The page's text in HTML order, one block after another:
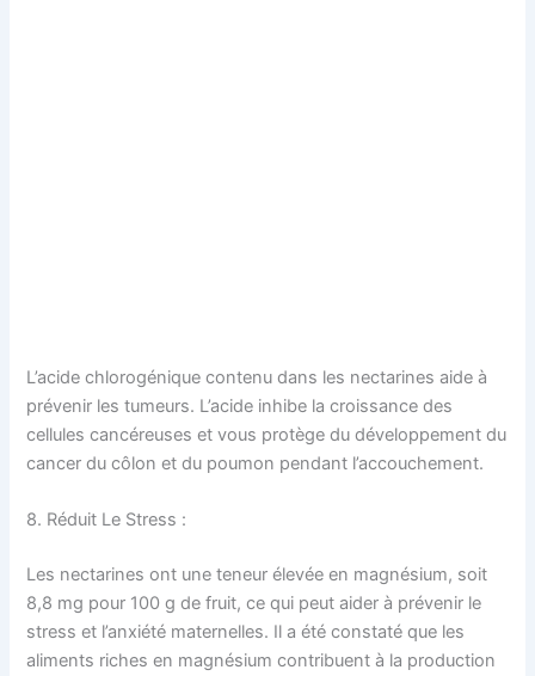
L’acide chlorogénique contenu dans les nectarines aide à
prévenir les tumeurs. L’acide inhibe la croissance des
cellules cancéreuses et vous protège du développement du
cancer du côlon et du poumon pendant l’accouchement.
8. Réduit Le Stress :
Les nectarines ont une teneur élevée en magnésium, soit
8,8 mg pour 100 g de fruit, ce qui peut aider à prévenir le
stress et l’anxiété maternelles. Il a été constaté que les
aliments riches en magnésium contribuent à la production